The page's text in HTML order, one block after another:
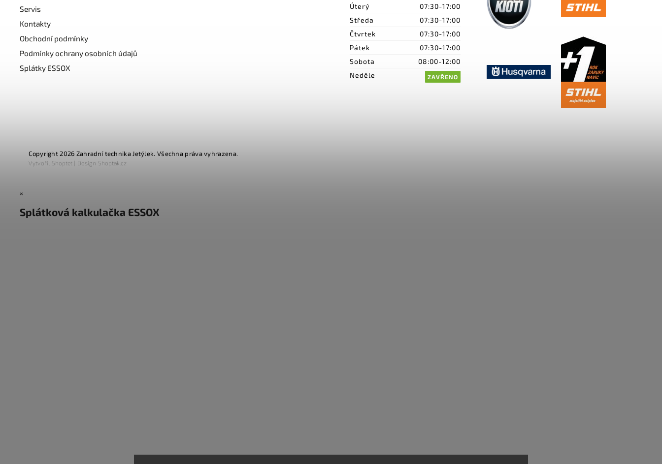
Servis
Kontakty
Obchodní podmínky
Podmínky ochrany osobních údajů
Splátky ESSOX
Úterý
07:30-17:00
Středa
07:30-17:00
Čtvrtek
07:30-17:00
Pátek
07:30-17:00
Sobota
08:00-12:00
Neděle
ZAVŘENO
Copyright 2026 Zahradní technika Jetýlek. Všechna práva vyhrazena.
VytvořilShoptet | DesignShoptak.cz
×
Splátková kalkulačka ESSOX